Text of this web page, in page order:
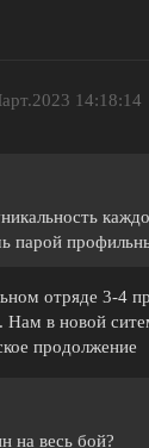
14:18:14
парой
отряде 3-4
Нам в новой
продолжение
на весь бой?